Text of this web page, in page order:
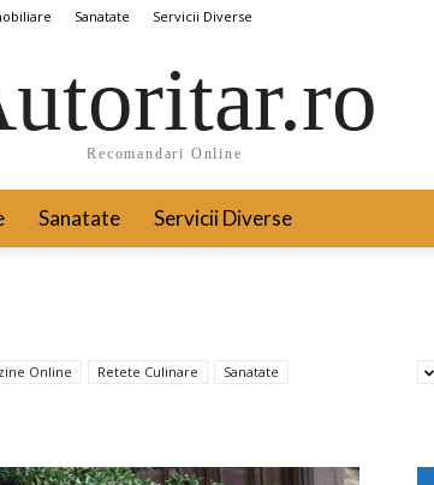
Sanatate Servicii Diverse
Recomandari Online
Sanatate Servicii Diverse
Online Retete Culinare
Sanatate